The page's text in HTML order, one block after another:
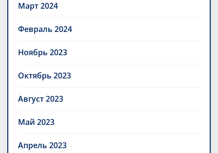
Март 2024
Февраль 2024
Ноябрь 2023
Октябрь 2023
Август 2023
Май 2023
Апрель 2023